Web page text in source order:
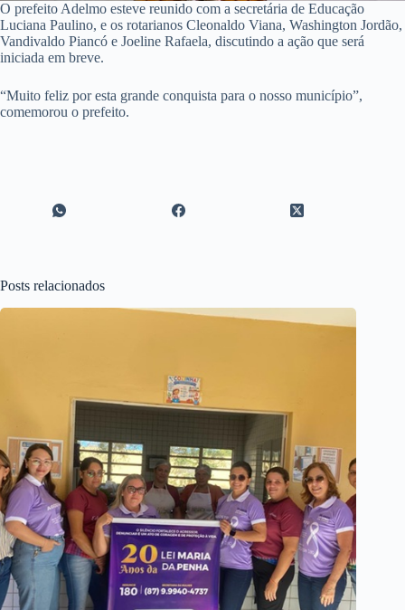
O prefeito Adelmo esteve reunido com a secretária de Educação
Luciana Paulino, e os rotarianos Cleonaldo Viana, Washington Jordão,
Vandivaldo Piancó e Joeline Rafaela, discutindo a ação que será
iniciada em breve.
“Muito feliz por esta grande conquista para o nosso município”,
comemorou o prefeito.
Posts relacionados